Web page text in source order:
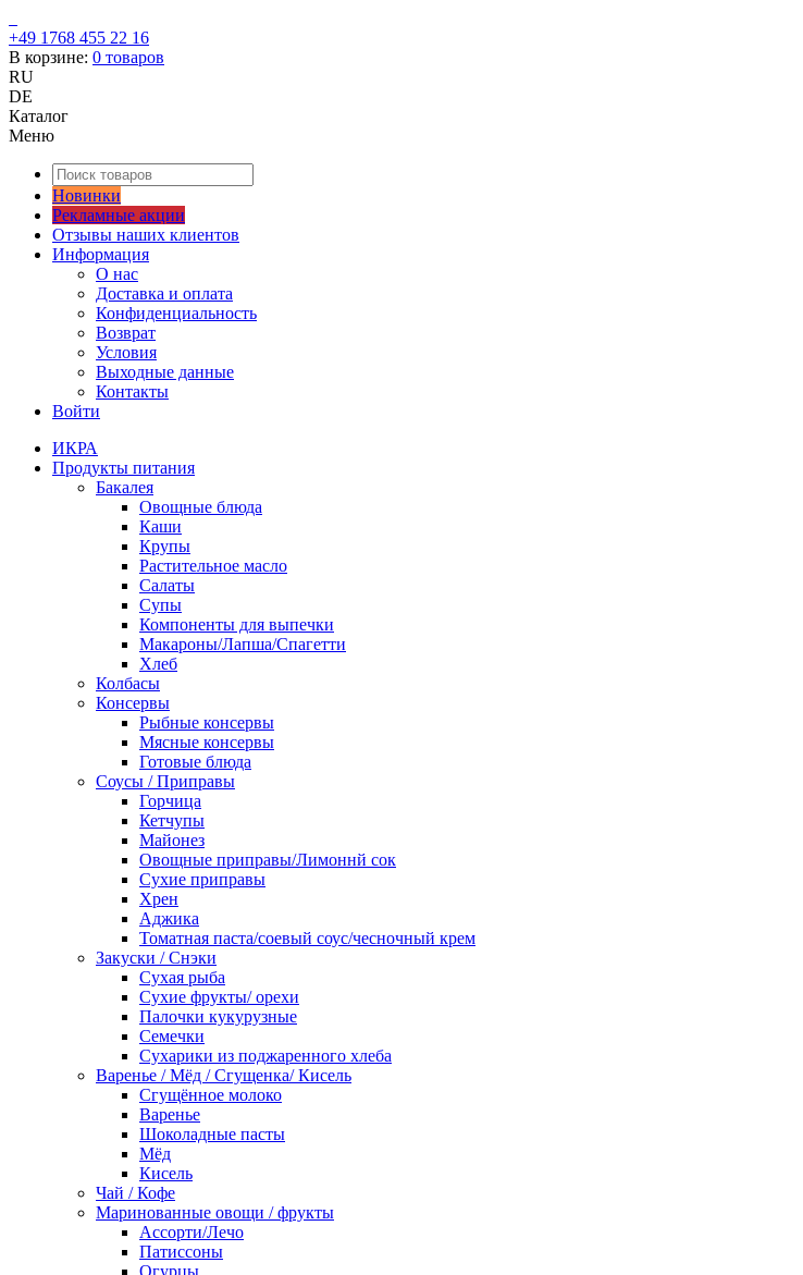
+49 1768 455 22 16
В корзине: 0 товаров
RU
DE
Каталог
Меню
Новинки
Рекламные акции
Отзывы наших клиентов
Информация
О нас
Доставка и оплата
Конфиденциальность
Возврат
Условия
Выходные данные
Контакты
Войти
ИКРА
Продукты питания
Бакалея
Овощные блюда
Каши
Крупы
Растительное масло
Салаты
Супы
Компоненты для выпечки
Макароны/Лапша/Спагетти
Хлеб
Колбасы
Консервы
Рыбные консервы
Мясные консервы
Готовые блюда
Соусы / Приправы
Горчица
Кетчупы
Майонез
Овощные приправы/Лимоннй сок
Сухие приправы
Хрен
Аджика
Томатная паста/соевый соус/чесночный крем
Закуски / Снэки
Сухая рыба
Сухие фрукты/ орехи
Палочки кукурузные
Семечки
Сухарики из поджаренного хлеба
Варенье / Мёд / Сгущенка/ Кисель
Сгущённое молоко
Варенье
Шоколадные пасты
Мёд
Кисель
Чай / Кофе
Маринованные овощи / фрукты
Ассорти/Лечо
Патиссоны
Огурцы